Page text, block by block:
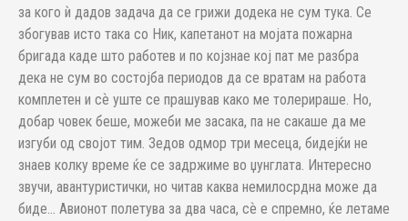
за кого ѝ дадов задача да се грижи додека не сум тука. Се
збогував исто така со Ник, капетанот на мојата пожарна
бригада каде што работев и по којзнае кој пат ме разбра
дека не сум во состојба периодов да се вратам на работа
комплетен и сѐ уште се прашував како ме толерираше. Но,
добар човек беше, можеби ме засака, па не сакаше да ме
изгуби од својот тим. Зедов одмор три месеца, бидејќи не
знаев колку време ќе се задржиме во џунглата. Интересно
звучи, авантуристички, но читав каква немилосрдна може да
биде… Авионот полетува за два часа, сѐ е спремно, ќе летаме